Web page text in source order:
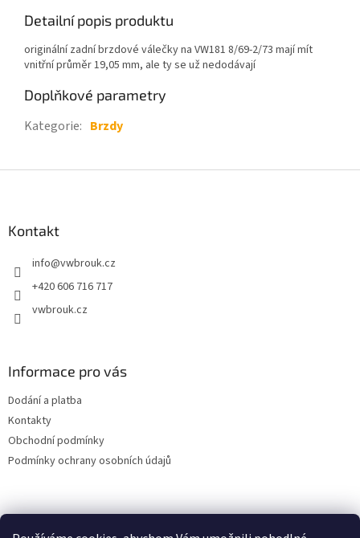
Detailní popis produktu
originální zadní brzdové válečky na VW181 8/69-2/73 mají mít
vnitřní průměr 19,05 mm, ale ty se už nedodávají
Doplňkové parametry
Kategorie: Brzdy
Kontakt
info@vwbrouk.cz
+420 606 716 717
vwbrouk.cz
Informace pro vás
Dodání a platba
Kontakty
Obchodní podmínky
Podmínky ochrany osobních údajů